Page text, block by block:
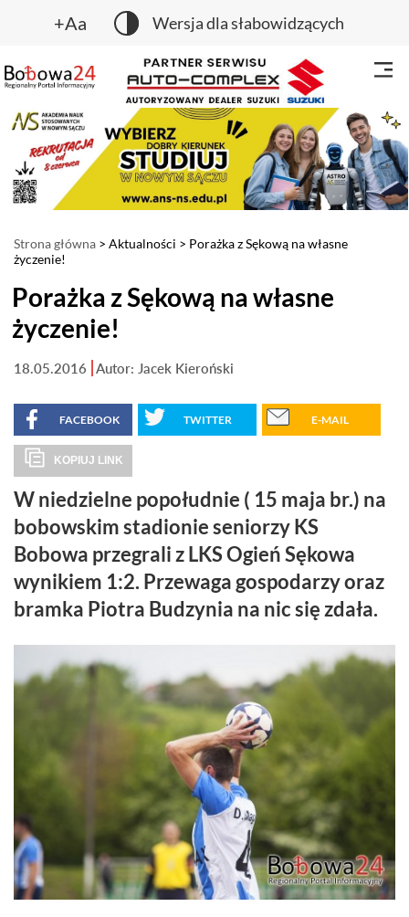
+Aa Wersja dla słabowidzących
Strona główna > Aktualności > Porażka z Sękową na własne
życzenie!
Porażka z Sękową na własne
życzenie!
18.05.2016 Autor: Jacek Kieroński
FACEBOOK TWITTER E-MAIL
KOPIUJ LINK
W niedzielne popołudnie ( 15 maja br.) na
bobowskim stadionie seniorzy KS
Bobowa przegrali z LKS Ogień Sękowa
wynikiem 1:2. Przewaga gospodarzy oraz
bramka Piotra Budzynia na nic się zdała.